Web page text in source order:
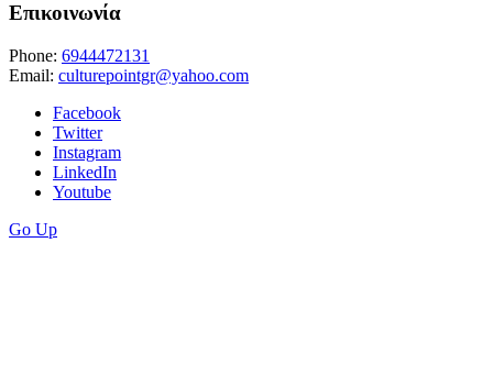
Επικοινωνία
Phone: 6944472131
Email: culturepointgr@yahoo.com
Facebook
Twitter
Instagram
LinkedIn
Youtube
Go Up